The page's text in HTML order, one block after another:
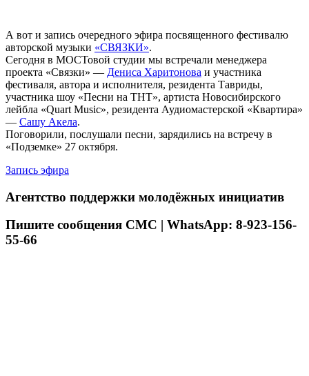
А вот и запись очередного эфира посвященного фестивалю
авторской музыки «СВЯЗКИ».
Сегодня в МОСТовой студии мы встречали менеджера
проекта «Связки» — Дениса Харитонова и участника
фестиваля, автора и исполнителя, резидента Тавриды,
участника шоу «Песни на ТНТ», артиста Новосибирского
лейбла «Quart Music», резидента Аудиомастерской «Квартира»
— Сашу Акела.
Поговорили, послушали песни, зарядились на встречу в
«Подземке» 27 октября.
Запись эфира
Агентство поддержки молодёжных инициатив
Пишите сообщения СМС | WhatsApp: 8-923-156-
55-66